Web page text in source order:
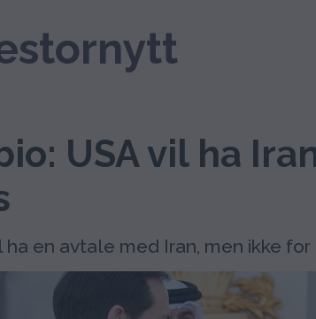
USA vil ha
ha en avtale med Iran, men ikke